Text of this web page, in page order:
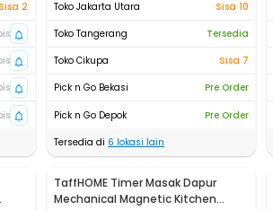
Sisa 2
Toko Jakarta Utara
Sisa 10
Toko Tangerang
Tersedia
Toko Cikupa
Sisa 7
Pick n Go Bekasi
Pre Order
Pick n Go Depok
Pre Order
Tersedia di 6 lokasi lain
TaffHOME Timer Masak Dapur
Mechanical Magnetic Kitchen